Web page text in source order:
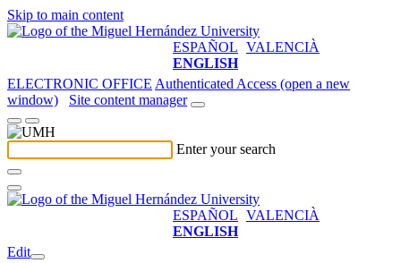
Skip to main content
ESPAÑOL VALENCIÀ
ENGLISH
ELECTRONIC OFFICE Authenticated Access (open a new
window)
Site content manager
Enter your search
ESPAÑOL VALENCIÀ
ENGLISH
Edit